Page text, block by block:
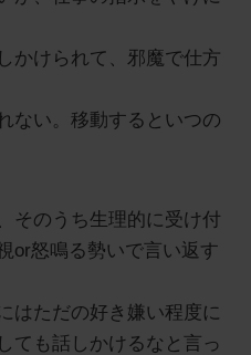
かけられて、邪魔で仕方
ない。移動するといつの
そのうち生理的に受け付
or怒鳴る勢いで言い返す
はただの好き嫌い程度に
ても話しかけるなと言っ